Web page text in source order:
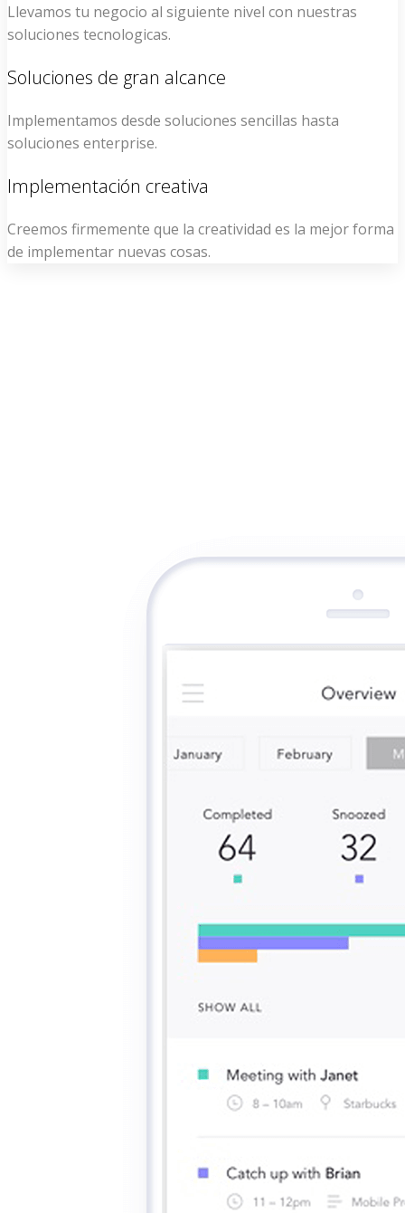
Llevamos tu negocio al siguiente nivel con nuestras
soluciones tecnologicas.
Soluciones de gran alcance
Implementamos desde soluciones sencillas hasta
soluciones enterprise.
Implementación creativa
Creemos firmemente que la creatividad es la mejor forma
de implementar nuevas cosas.